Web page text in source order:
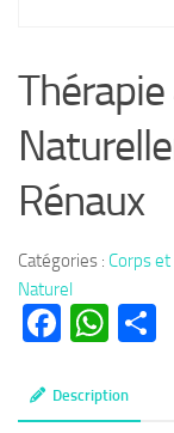
Rénaux
Catégories : Corps
Naturel
Description